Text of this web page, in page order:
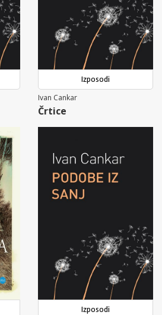
Izposodi
Ivan Cankar
Črtice
Izposodi